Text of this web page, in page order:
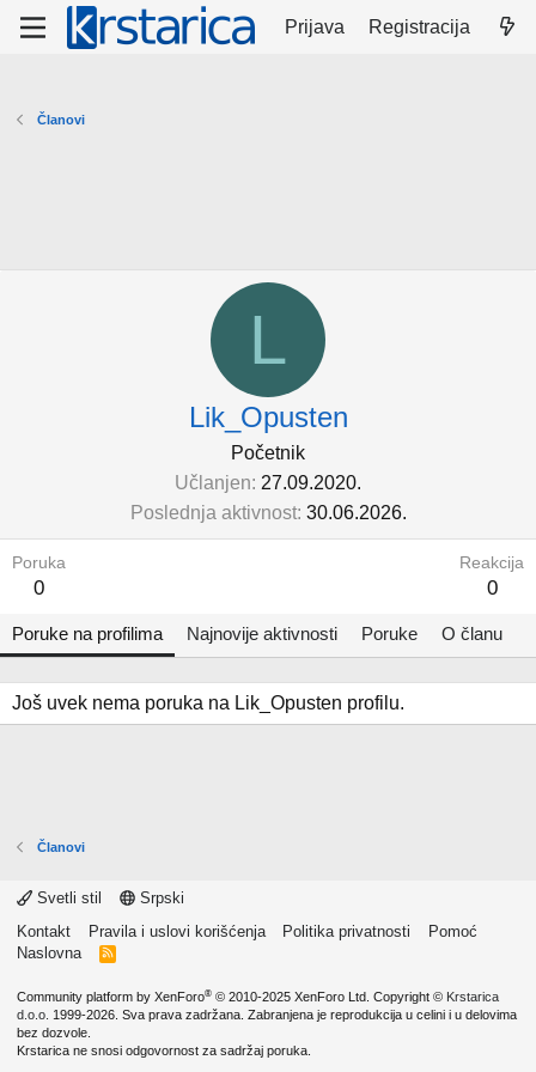
Prijava Registracija
Članovi
L
Lik_Opusten
Početnik
Učlanjen 27.09.2020.
Poslednja aktivnost 30.06.2026.
Poruka
0
Reakcija
0
Poruke na profilima Najnovije aktivnosti Poruke O članu
Još uvek nema poruka na Lik_Opusten profilu.
Članovi
Svetli stil
Srpski
Kontakt
Pravila i uslovi korišćenja Politika privatnosti
Pomoć
Naslovna
R
Community platform by XenForo® © 2010-2025 XenForo Ltd. Copyright © Krstarica
d.o.o. 1999-2026. Sva prava zadržana. Zabranjena je reprodukcija u celini i u delovima
bez dozvole.
Krstarica ne snosi odgovornost za sadržaj poruka.